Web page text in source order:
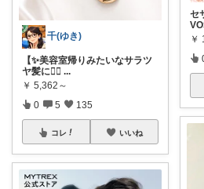
千(ゆき)
【✨美容室帰りみたいなサラツ
ヤ髪に💆‍♀️ ...
￥ 5,362～
0 5 135
コレ いいね
セ
￥